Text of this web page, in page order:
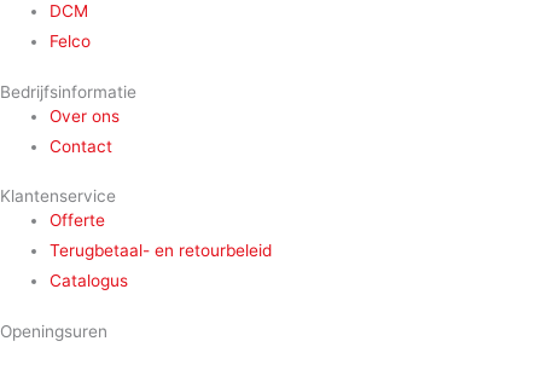
DCM
Felco
Bedrijfsinformatie
Over ons
Contact
Klantenservice
Offerte
Terugbetaal- en retourbeleid
Catalogus
Openingsuren